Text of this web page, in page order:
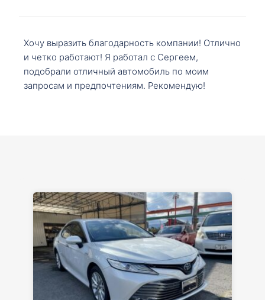
Хочу выразить благодарность компании! Отлично
и четко работают! Я работал с Сергеем,
подобрали отличный автомобиль по моим
запросам и предпочтениям. Рекомендую!